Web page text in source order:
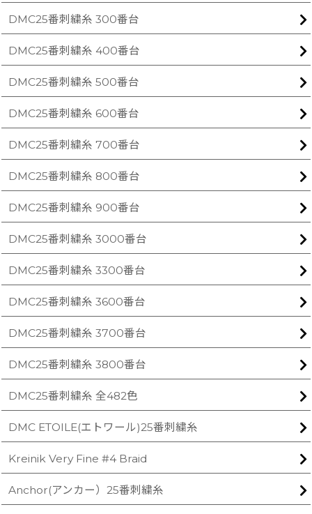
DMC25番刺繍糸 300番台
DMC25番刺繍糸 400番台
DMC25番刺繍糸 500番台
DMC25番刺繍糸 600番台
DMC25番刺繍糸 700番台
DMC25番刺繍糸 800番台
DMC25番刺繍糸 900番台
DMC25番刺繍糸 3000番台
DMC25番刺繍糸 3300番台
DMC25番刺繍糸 3600番台
DMC25番刺繍糸 3700番台
DMC25番刺繍糸 3800番台
DMC25番刺繍糸 全482色
DMC ETOILE(エトワール)25番刺繍糸
Kreinik Very Fine #4 Braid
Anchor(アンカー）25番刺繍糸